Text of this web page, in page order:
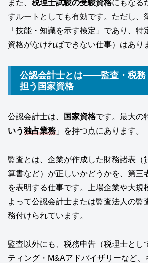
また、 税理士試験の受験資格にもなる
すルートとしても有効です。ただし、
「技能・知識を示す検定」であり、
資格がなければできない仕事）はあり
公認会計士とは――監査・税務
担う国家資格
公認会計士は、 国家資格です。最大の
いう独占業務 」を持つ点にあります。
監査とは、企業が作成した財務諸表（
算書など）が正しいかどうかを、第三
を表明する仕事です。上場企業や大規
よって公認会計士または監査法人の監
務付けられています。
監査以外にも、税務申告（税理士とし
ティング・M&Aアドバイザリーなど、